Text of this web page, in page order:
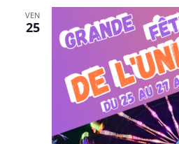
VEN
25